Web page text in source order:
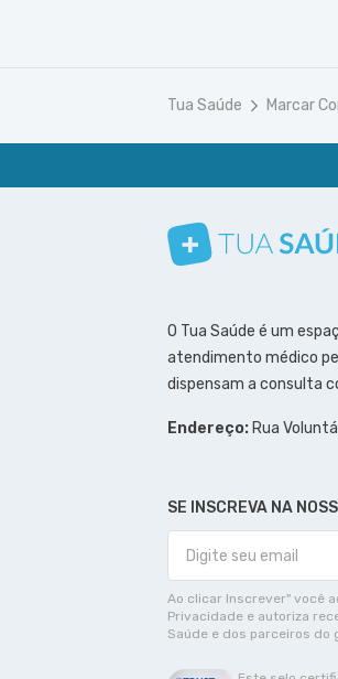
Tua Saúde Marcar
Conheça nosso canal
Siga a gente no
Siga a gente no
Siga a gente
O Tua Saúde é um
atendimento médico
dispensam a consulta
Endereço: Rua
SE INSCREVA NA
Ao clicar Inscrever" você
Privacidade e autoriza
Saúde e dos parceiros do